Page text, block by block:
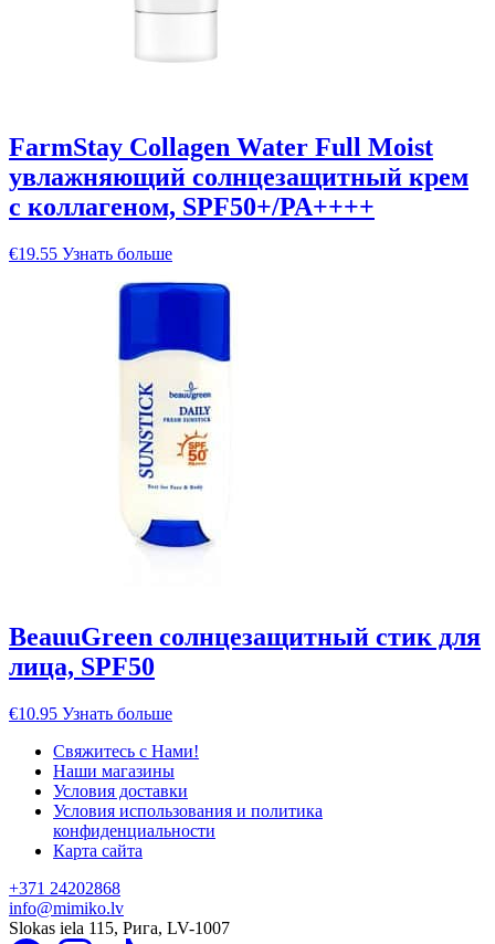
FarmStay Collagen Water Full Moist
увлажняющий солнцезащитный крем
с коллагеном, SPF50+/PA++++
€19.55 Узнать больше
BeauuGreen солнцезащитный стик для
лица, SPF50
€10.95 Узнать больше
Свяжитесь с Нами!
Наши магазины
Условия доставки
Условия использования и политика
конфиденциальности
Карта сайта
+371 24202868
info@mimiko.lv
Slokas iela 115, Рига, LV-1007